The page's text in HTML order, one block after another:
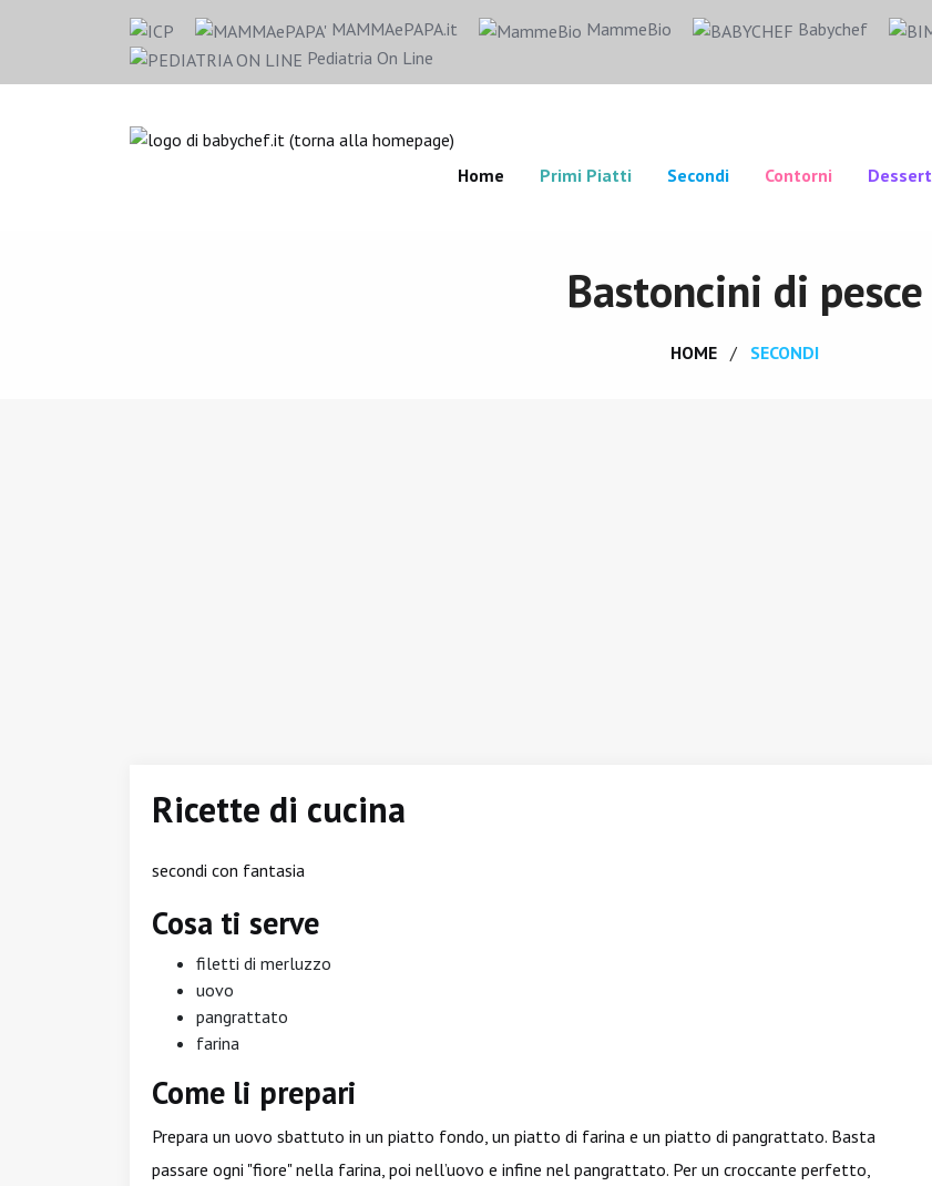
MAMMAePAPA.it MammeBio Babychef
Pediatria On Line
Home Primi Piatti Secondi Contorni Dessert
Bastoncini di pesce
HOME SECONDI
Ricette di cucina
secondi con fantasia
Cosa ti serve
filetti di merluzzo
uovo
pangrattato
farina
Come li prepari
Prepara un uovo sbattuto in un piatto fondo, un piatto di farina e un piatto di pangrattato. Basta
passare ogni "fiore" nella farina, poi nell’uovo e infine nel pangrattato. Per un croccante perfetto,